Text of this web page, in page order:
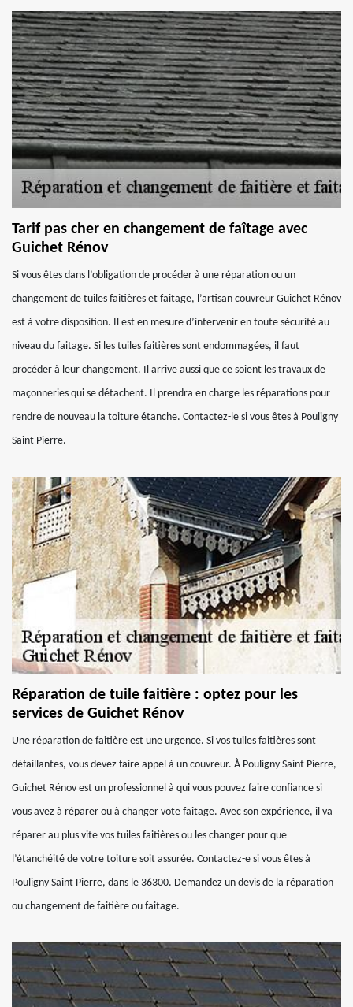
Tarif pas cher en changement de faîtage avec
Guichet Rénov
Si vous êtes dans l’obligation de procéder à une réparation ou un
changement de tuiles faitières et faitage, l’artisan couvreur Guichet Rénov
est à votre disposition. Il est en mesure d’intervenir en toute sécurité au
niveau du faitage. Si les tuiles faitières sont endommagées, il faut
procéder à leur changement. Il arrive aussi que ce soient les travaux de
maçonneries qui se détachent. Il prendra en charge les réparations pour
rendre de nouveau la toiture étanche. Contactez-le si vous êtes à Pouligny
Saint Pierre.
Réparation de tuile faitière : optez pour les
services de Guichet Rénov
Une réparation de faitière est une urgence. Si vos tuiles faitières sont
défaillantes, vous devez faire appel à un couvreur. À Pouligny Saint Pierre,
Guichet Rénov est un professionnel à qui vous pouvez faire confiance si
vous avez à réparer ou à changer vote faitage. Avec son expérience, il va
réparer au plus vite vos tuiles faitières ou les changer pour que
l’étanchéité de votre toiture soit assurée. Contactez-e si vous êtes à
Pouligny Saint Pierre, dans le 36300. Demandez un devis de la réparation
ou changement de faitière ou faitage.